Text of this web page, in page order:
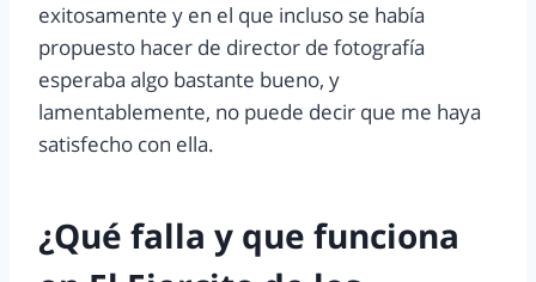
exitosamente y en el que incluso se había
propuesto hacer de director de fotografía
esperaba algo bastante bueno, y
lamentablemente, no puede decir que me haya
satisfecho con ella.
¿Qué falla y que funciona